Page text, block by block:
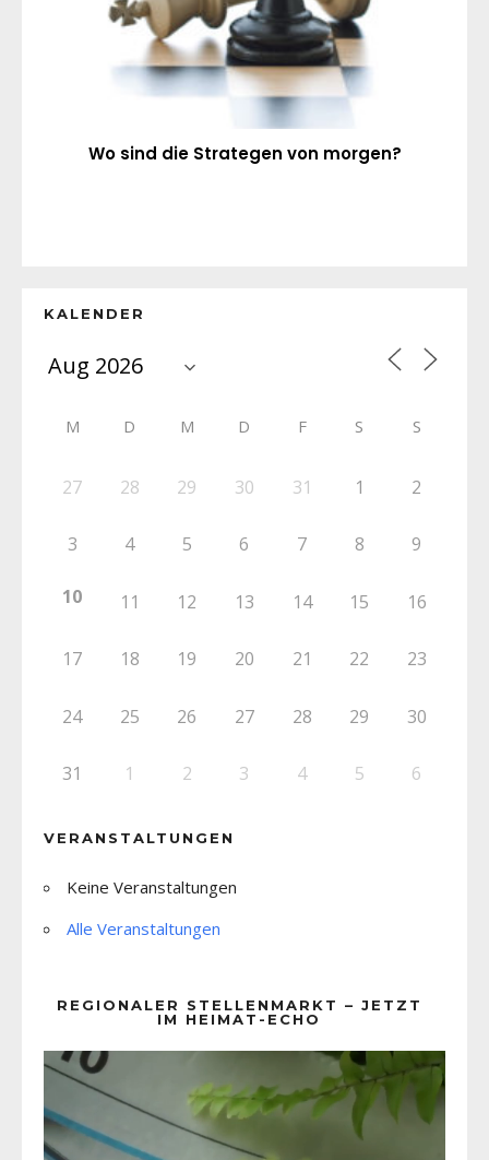
Wo sind die Strategen von morgen?
KALENDER
M D M D F S S
27 28 29 30 31 1 2
3 4 5 6 7 8 9
10 11 12 13 14 15 16
17 18 19 20 21 22 23
24 25 26 27 28 29 30
31 1 2 3 4 5 6
VERANSTALTUNGEN
Keine Veranstaltungen
Alle Veranstaltungen
REGIONALER STELLENMARKT – JETZT
IM HEIMAT-ECHO
Player